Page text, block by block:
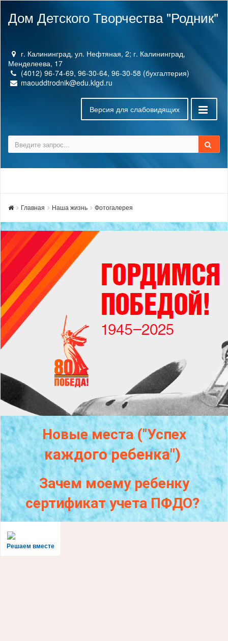
Дом Детского Творчества "Родник"
г. Калининград, ул. Нефтяная, 2; г. Калининград,
Менделеева, 17
(4012) 96-74-69, 96-30-64, 96-30-58 (бухгалтерия)
maouddtrodnik@edu.klgd.ru
Версия для слабовидящих
Главная Наша жизнь Фотогалерея
Новые места ("Успех
каждогоребенка")
Зачем моему ребенку
сертификат учета ПФДО?
Решаем вместе